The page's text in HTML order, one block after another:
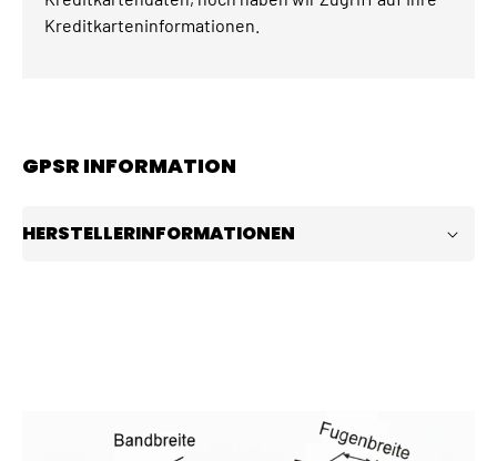
Kreditkarteninformationen.
GPSR INFORMATION
HERSTELLERINFORMATIONEN